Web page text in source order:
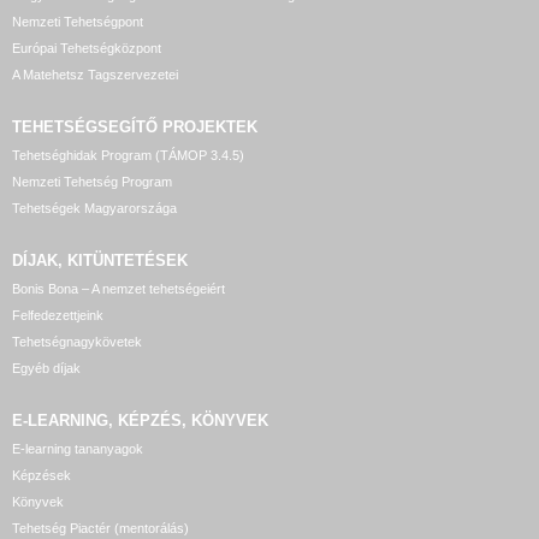
Nemzeti Tehetségpont
Európai Tehetségközpont
A Matehetsz Tagszervezetei
TEHETSÉGSEGÍTŐ PROJEKTEK
Tehetséghidak Program (TÁMOP 3.4.5)
Nemzeti Tehetség Program
Tehetségek Magyarországa
DÍJAK, KITÜNTETÉSEK
Bonis Bona – A nemzet tehetségeiért
Felfedezettjeink
Tehetségnagykövetek
Egyéb díjak
E-LEARNING, KÉPZÉS, KÖNYVEK
E-learning tananyagok
Képzések
Könyvek
Tehetség Piactér (mentorálás)